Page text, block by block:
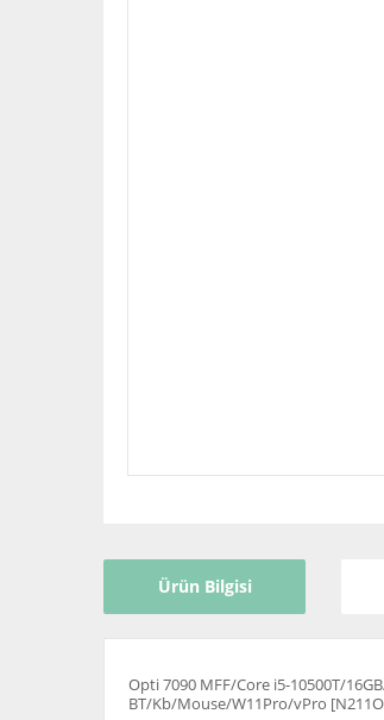
Ürün Bilgisi
Opti 7090 MFF/Core i5-10500T/
BT/Kb/Mouse/W11Pro/vPro